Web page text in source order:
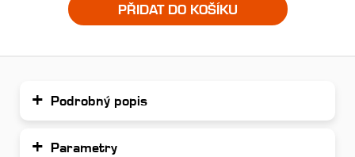
PŘIDAT DO KOŠÍKU
Podrobný popis
Parametry